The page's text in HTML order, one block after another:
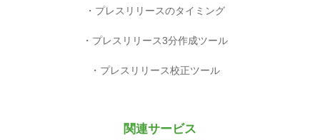
プレスリリースのタイミング
プレスリリース3分作成ツール
プレスリリース校正ツール
関連サービス